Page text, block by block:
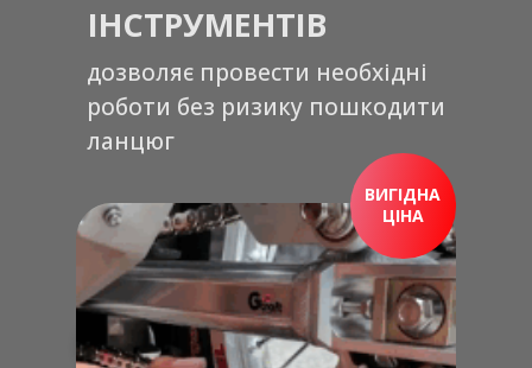
ПРИДБАТИ ЗАРАЗ
ІНСТРУМЕНТІВ
дозволяє провести необхідні
роботи без ризику пошкодити
ланцюг
ВИГІДНА
ЦІНА